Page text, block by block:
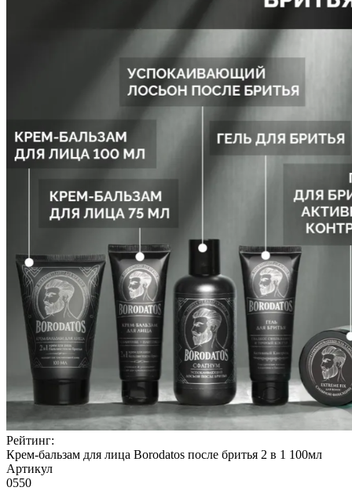
Рейтинг:
Крем-бальзам для лица Borodatos после бритья 2 в 1 100мл
Артикул
0550